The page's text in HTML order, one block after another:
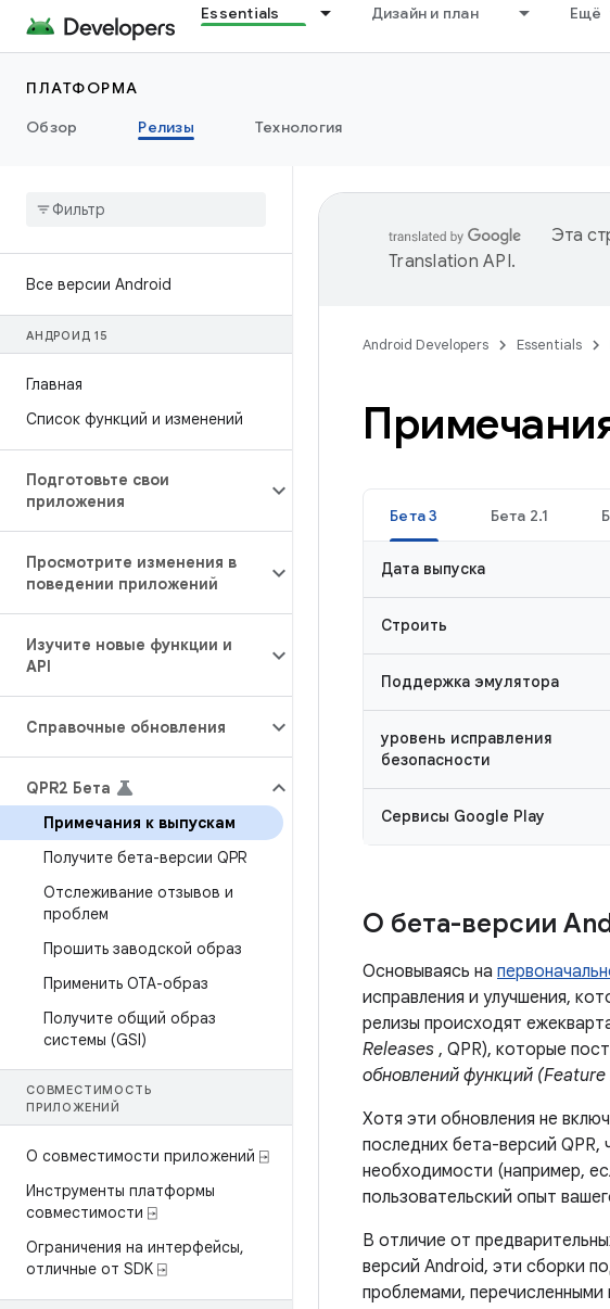
Essentials Дизайн и план Ещё
ПЛАТФОРМА
Обзор
Релизы Технология
Все версии Android
АНДРОИД 15
Главная
Список функций и изменений
Подготовьте свои
приложения
Просмотрите изменения в
поведении приложений
Изучите новые функции и
API
Справочные обновления
QPR2 Бета
Примечания к выпускам
Получите бета-версии QPR
Отслеживание отзывов и
проблем
Прошить заводской образ
Применить OTA-образ
Получите общий образ
системы (GSI)
СОВМЕСТИМОСТЬ
ПРИЛОЖЕНИЙ
О совместимости приложений ⍈
Инструменты платформы
совместимости ⍈
Ограничения на интерфейсы,
отличные от SDK ⍈
Эта
Translation API.
Android Developers Essentials
Бета 3 Бета 2.1
Дата выпуска
Строить
Поддержка эмулятора
уровень исправления
безопасности
Сервисы Google Play
О бета-версии
Основываясь на
исправления и улучшения,
релизы происходят
Releases , QPR), которые
обновлений функций
Хотя эти обновления не
последних бета-версий
необходимости (например,
пользовательский опыт
В отличие от
версий Android, эти сборки
проблемами, перечисленными